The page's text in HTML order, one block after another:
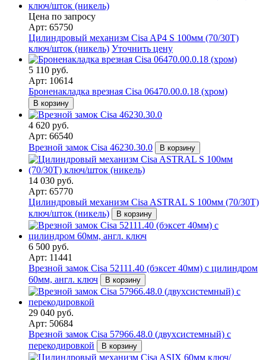
Цена по запросу
Арт: 65750
Цилиндровый механизм Cisa AP4 S 100мм (70/30Т)
ключ/шток (никель) Уточнить цену
5 110 руб.
Арт: 10614
Броненакладка врезная Cisa 06470.00.0.18 (хром)
В корзину
4 620 руб.
Арт: 66540
Врезной замок Cisa 46230.30.0
В корзину
14 030 руб.
Арт: 65770
Цилиндровый механизм Cisa ASTRAL S 100мм (70/30T)
ключ/шток (никель)
В корзину
6 500 руб.
Арт: 11441
Врезной замок Cisa 52111.40 (бэксет 40мм) с цилиндром
60мм, англ. ключ
В корзину
29 040 руб.
Арт: 50684
Врезной замок Cisa 57966.48.0 (двухсистемный) с
перекодировкой
В корзину